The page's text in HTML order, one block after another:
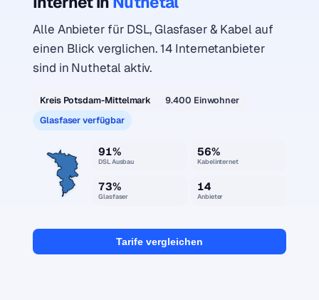
Alle Anbieter für DSL, Glasfaser & Kabel auf
einen Blick verglichen. 14 Internetanbieter
sind in Nuthetal aktiv.
Kreis Potsdam-Mittelmark
9.400 Einwohner
Glasfaser verfügbar
91%
DSL Ausbau
56%
Kabelinternet
73%
Glasfaser
14
Anbieter
Tarife vergleichen